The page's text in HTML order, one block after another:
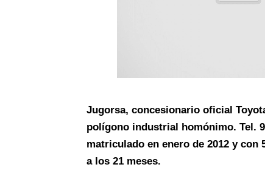
Jugorsa, concesionario oficial
polígono industrial homónimo. Tel.
matriculado en enero de 2012 y con
a los 21 meses.